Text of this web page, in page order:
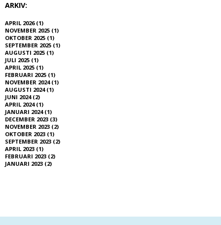
ARKIV:
APRIL 2026 (1)
NOVEMBER 2025 (1)
OKTOBER 2025 (1)
SEPTEMBER 2025 (1)
AUGUSTI 2025 (1)
JULI 2025 (1)
APRIL 2025 (1)
FEBRUARI 2025 (1)
NOVEMBER 2024 (1)
AUGUSTI 2024 (1)
JUNI 2024 (2)
APRIL 2024 (1)
JANUARI 2024 (1)
DECEMBER 2023 (3)
NOVEMBER 2023 (2)
OKTOBER 2023 (1)
SEPTEMBER 2023 (2)
APRIL 2023 (1)
FEBRUARI 2023 (2)
JANUARI 2023 (2)